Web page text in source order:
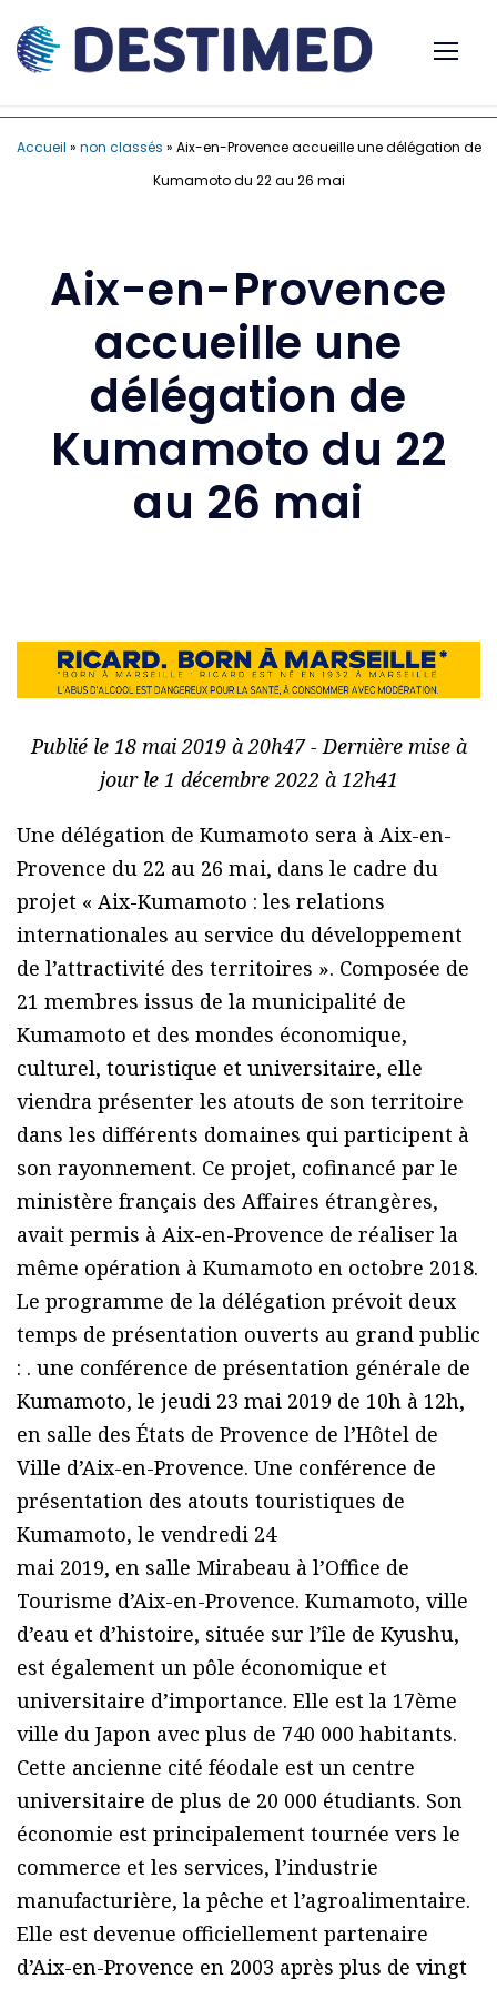
Accueil » non classés » Aix-en-Provence accueille une délégation de
Kumamoto du 22 au 26 mai
Aix-en-Provence
accueille une
délégation de
Kumamoto du 22
au 26 mai
Publié le 18 mai 2019 à 20h47 - Dernière mise à
jour le 1 décembre 2022 à 12h41
Une délégation de Kumamoto sera à Aix-en-
Provence du 22 au 26 mai, dans le cadre du
projet « Aix-Kumamoto : les relations
internationales au service du développement
de l’attractivité des territoires ». Composée de
21 membres issus de la municipalité de
Kumamoto et des mondes économique,
culturel, touristique et universitaire, elle
viendra présenter les atouts de son territoire
dans les différents domaines qui participent à
son rayonnement. Ce projet, cofinancé par le
ministère français des Affaires étrangères,
avait permis à Aix-en-Provence de réaliser la
même opération à Kumamoto en octobre 2018.
Le programme de la délégation prévoit deux
temps de présentation ouverts au grand public
: . une conférence de présentation générale de
Kumamoto, le jeudi 23 mai 2019 de 10h à 12h,
en salle des États de Provence de l’Hôtel de
Ville d’Aix-en-Provence. Une conférence de
présentation des atouts touristiques de
Kumamoto, le vendredi 24
mai 2019, en salle Mirabeau à l’Office de
Tourisme d’Aix-en-Provence. Kumamoto, ville
d’eau et d’histoire, située sur l’île de Kyushu,
est également un pôle économique et
universitaire d’importance. Elle est la 17ème
ville du Japon avec plus de 740 000 habitants.
Cette ancienne cité féodale est un centre
universitaire de plus de 20 000 étudiants. Son
économie est principalement tournée vers le
commerce et les services, l’industrie
manufacturière, la pêche et l’agroalimentaire.
Elle est devenue officiellement partenaire
d’Aix-en-Provence en 2003 après plus de vingt